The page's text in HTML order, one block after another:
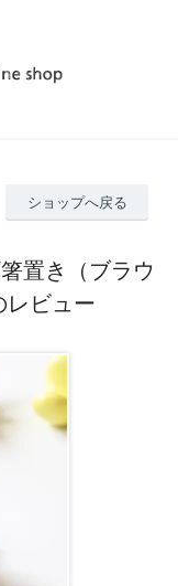
ショップへ戻る
置き（ブラウ
レビュー